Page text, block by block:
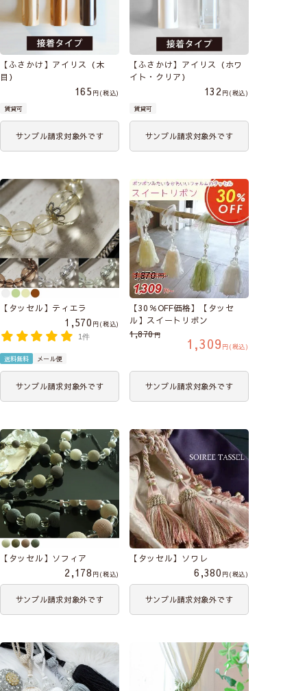
【ふさかけ】アイリス（木
目）
165
税込
賃貸可
サンプル請求対象外です
【ふさかけ】アイリス（ホワ
イト・クリア）
132
税込
賃貸可
サンプル請求対象外です
【タッセル】ティエラ
1,570
税込
1件
送料無料 メール便
サンプル請求対象外です
【30％OFF価格】【タッセ
ル】スイートリボン
1,870
1,309 税込
サンプル請求対象外です
【タッセル】ソフィア
2,178 税込
サンプル請求対象外です
【タッセル】ソワレ
6,380 税込
サンプル請求対象外です